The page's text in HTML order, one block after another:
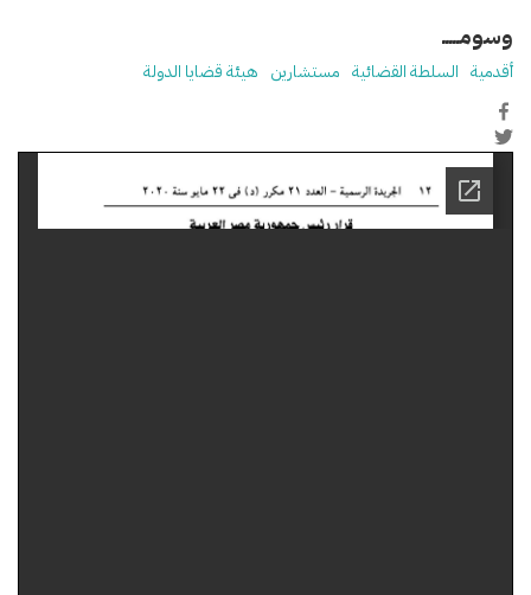
وسومـــــ
أقدمية السلطة القضائية مستشارين هيئة قضايا الدولة